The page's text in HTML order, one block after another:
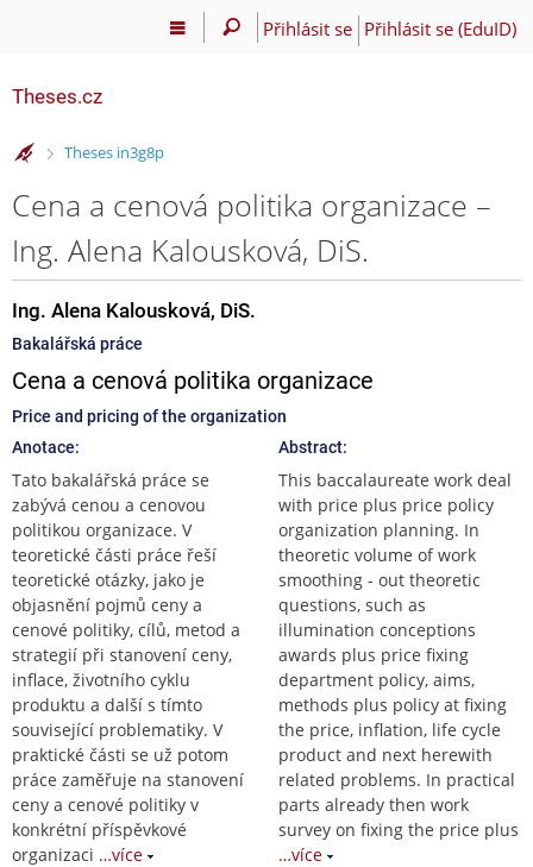
Přihlásit se Přihlásit se (EduID)
Theses.cz
>
Theses in3g8p
Cena a cenová politika organizace –
Ing. Alena Kalousková, DiS.
Ing. Alena Kalousková, DiS.
Bakalářská práce
Cena a cenová politika organizace
Price and pricing of the organization
Anotace:
Tato bakalářská práce se
zabývá cenou a cenovou
politikou organizace. V
teoretické části práce řeší
teoretické otázky, jako je
objasnění pojmů ceny a
cenové politiky, cílů, metod a
strategií při stanovení ceny,
inflace, životního cyklu
produktu a další s tímto
související problematiky. V
praktické části se už potom
práce zaměřuje na stanovení
ceny a cenové politiky v
konkrétní příspěvkové
organizaci …více
Abstract:
This baccalaureate work deal
with price plus price policy
organization planning. In
theoretic volume of work
smoothing - out theoretic
questions, such as
illumination conceptions
awards plus price fixing
department policy, aims,
methods plus policy at fixing
the price, inflation, life cycle
product and next herewith
related problems. In practical
parts already then work
survey on fixing the price plus
…více